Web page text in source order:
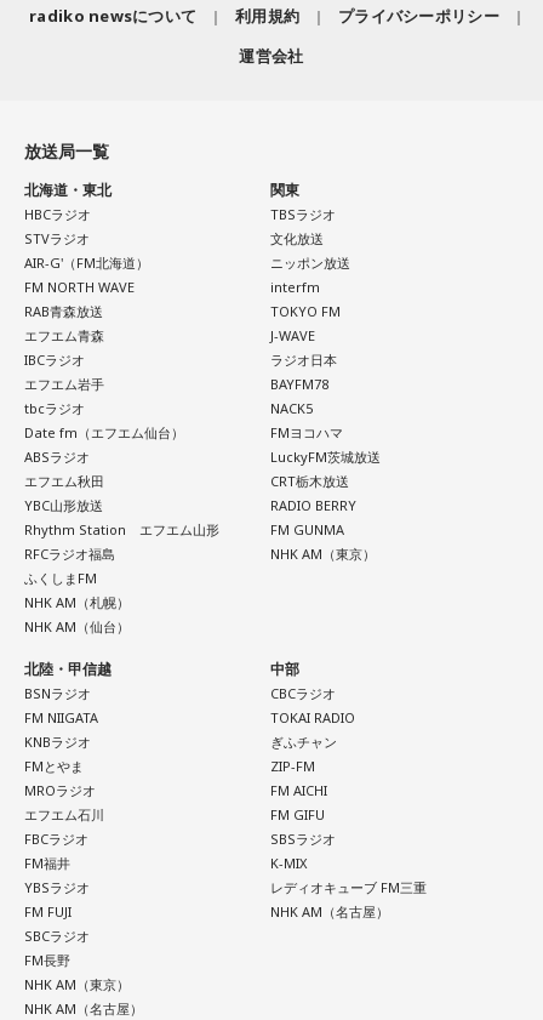
■放送日時：2026年8月11日（火・祝）午前9時00分～10時
00分
■出演：田村淳、砂山圭大郎（文化放送アナウンサー）
■提供：全日本葬祭業協同組合連合会（全葬連）
45試合出場で9ゴールを記録するなど活躍を見せ、1993年に
を引退した後は、サッカー解説者としてメディアでの活動の
藤木：決勝トーナメントの相手がブラジルに決まった際、塩
貝選手の言葉が切り取られて話題になったというか、ブラジ
ルにちょっと火をつけてしまった部分もあるのかなと思った
のですが。
福田：そうですね。塩貝選手に悪意はなかったと思います
し、素直に自分の気持ちを言っただけなのですが、それをブ
ラジルサイドがうまく切り取って、結果的に彼らのモチベー
ションを上げるような形になってしまったので、それはあま
り良くなかったかなと思います。
何を言っているかというと、日本とブラジルの力関係は間違
いなくブラジルが上なんですよ。そこで日本サイドが考えな
きゃいけないことは、ブラジルに油断してもらう、隙を見せ
てもらうということも1つだと思っていて。
点を取ってブラジルに勝っているんです。だけれども、ブラ
ジルは対戦相手が決まったときに「オランダじゃなくて良か
った」と思っていた。日本ということで、少しでも油断して
くれれば、日本にとっては好都合じゃないですか。
ただ、ブラジルの監督の立場からすると、その油断が一番危
険なんです。だから、「去年の親善試合では2-0から逆転され
ているんだ。メンバーは違うかもしれないけれど、日本は力
があるんだぞ」と言って、油断しないように警戒させる。そ
して、「お前ら、（日本選手が）こんなことを言ってるぞ」
と塩貝選手のコメントを（起爆剤として）使うことが可能な
んですよ。そういう意味でも、利用されてしまうものを提供
しないほうが良かったなと僕は思っています。
radiko newsについて 利用規約
プライバシーポリシー
運営会社
放送局一覧
北海道・東北
HBCラジオ
STVラジオ
AIR-G'（FM北海道）
FM NORTH WAVE
RAB青森放送
エフエム青森
IBCラジオ
エフエム岩手
tbcラジオ
Date fm（エフエム仙台）
ABSラジオ
エフエム秋田
YBC山形放送
Rhythm Station エフエム山形
RFCラジオ福島
ふくしまFM
NHK AM（札幌）
NHK AM（仙台）
関東
TBSラジオ
文化放送
ニッポン放送
interfm
TOKYO FM
J-WAVE
ラジオ日本
BAYFM78
NACK5
FMヨコハマ
LuckyFM茨城放送
CRT栃木放送
RADIO BERRY
FM GUNMA
NHK AM（東京）
北陸・甲信越
BSNラジオ
FM NIIGATA
KNBラジオ
FMとやま
MROラジオ
エフエム石川
FBCラジオ
FM福井
YBSラジオ
FM FUJI
SBCラジオ
FM長野
NHK AM（東京）
NHK AM（名古屋）
中部
CBCラジオ
TOKAI RADIO
ぎふチャン
ZIP-FM
FM AICHI
FM GIFU
SBSラジオ
K-MIX
レディオキューブ FM三重
NHK AM（名古屋）